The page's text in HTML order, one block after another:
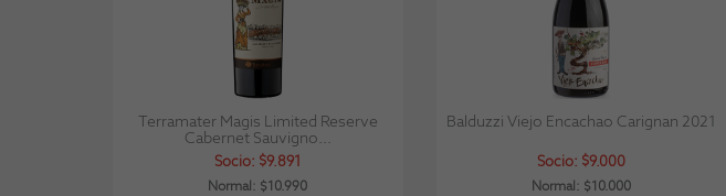
Terramater Magis Limited Reserve
Cabernet Sauvigno...
Socio: $9.891
Normal: $10.990
Balduzzi Viejo Encachao Carignan 2021
Socio: $9.000
Normal: $10.000